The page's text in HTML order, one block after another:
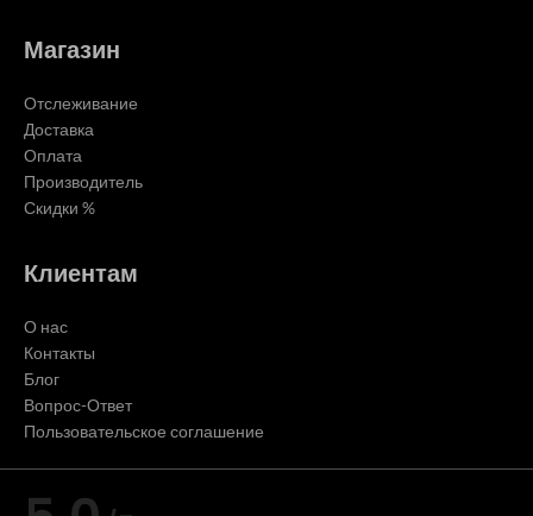
Магазин
Отслеживание
Доставка
Оплата
Производитель
Скидки %
Клиентам
О нас
Контакты
Блог
Вопрос-Ответ
Пользовательское соглашение